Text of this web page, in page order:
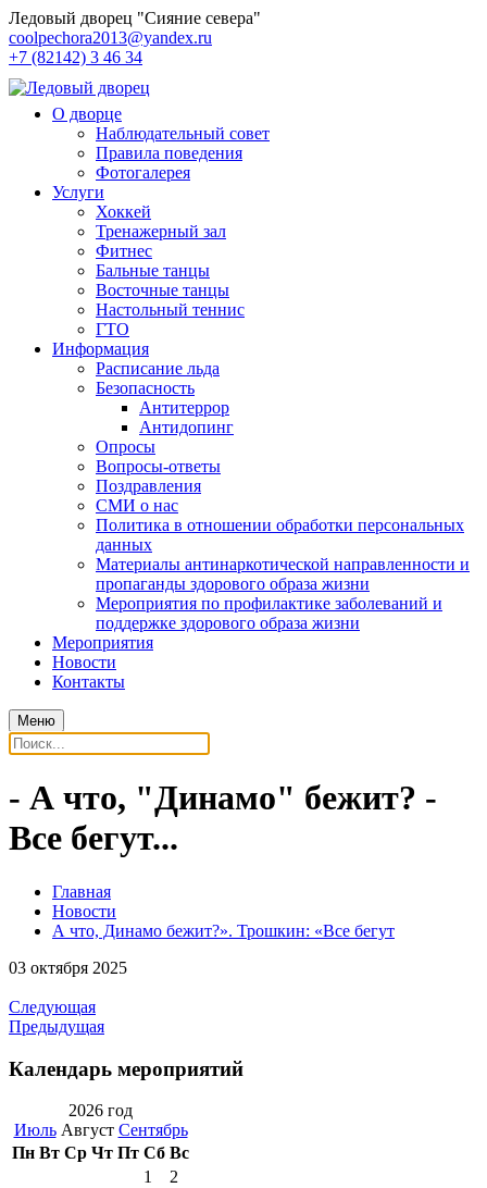
Ледовый дворец "Сияние севера"
coolpechora2013@yandex.ru
+7 (82142) 3 46 34
О дворце
Наблюдательный совет
Правила поведения
Фотогалерея
Услуги
Хоккей
Тренажерный зал
Фитнес
Бальные танцы
Восточные танцы
Настольный теннис
ГТО
Информация
Расписание льда
Безопасность
Антитеррор
Антидопинг
Опросы
Вопросы-ответы
Поздравления
СМИ о нас
Политика в отношении обработки персональных
данных
Материалы антинаркотической направленности и
пропаганды здорового образа жизни
Мероприятия по профилактике заболеваний и
поддержке здорового образа жизни
Мероприятия
Новости
Контакты
Меню
- А что, "Динамо" бежит? -
Все бегут...
Главная
Новости
А что, Динамо бежит?». Трошкин: «Все бегут
03 октября 2025
Следующая
Предыдущая
Календарь мероприятий
Пн Вт Ср Чт Пт Сб Вс
2026 год
Июль Август Сентябрь
1
2